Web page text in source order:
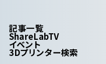
記事一覧
ShareLabTV
イベント
3Dプリンター検索